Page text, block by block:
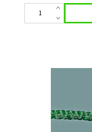
Určenie:ochranné siete
ihrisko, viacúčelové
orientačná za 1 m2 pri